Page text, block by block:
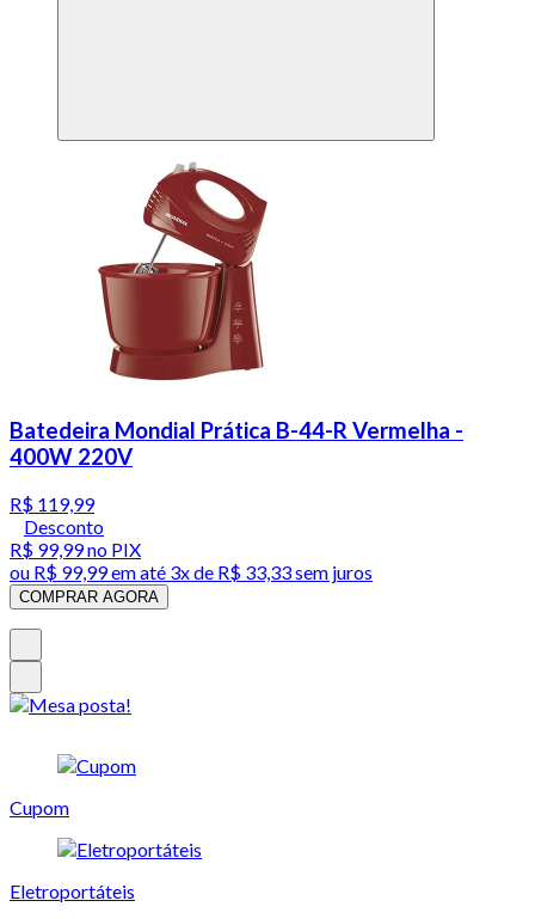
Batedeira Mondial Prática B-44-R Vermelha -
400W 220V
R$ 119,99
Desconto
R$ 99,99no PIX
ou R$ 99,99em até 3x de R$ 33,33 sem juros
COMPRAR AGORA
Cupom
Eletroportáteis